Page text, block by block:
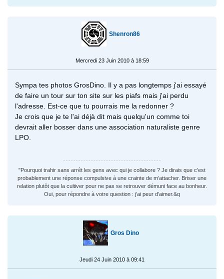
Shenron86
Mercredi 23 Juin 2010 à 18:59
Sympa tes photos GrosDino. Il y a pas longtemps j'ai essayé
de faire un tour sur ton site sur les piafs mais j'ai perdu
l'adresse. Est-ce que tu pourrais me la redonner ?
Je crois que je te l'ai déjà dit mais quelqu'un comme toi
devrait aller bosser dans une association naturaliste genre
LPO.
"Pourquoi trahir sans arrêt les gens avec qui je collabore ? Je dirais que c’est
probablement une réponse compulsive à une crainte de m’attacher. Briser une
relation plutôt que la cultiver pour ne pas se retrouver démuni face au bonheur.
Oui, pour répondre à votre question : j’ai peur d’aimer.&q
Gros Dino
Jeudi 24 Juin 2010 à 09:41